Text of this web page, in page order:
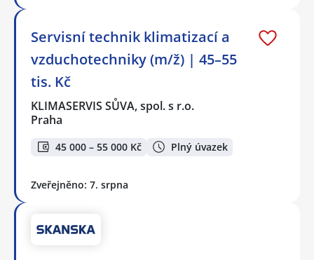
Servisní technik klimatizací a
vzduchotechniky (m/ž) | 45–55
tis. Kč
KLIMASERVIS SŮVA, spol. s r.o.
Praha
45 000 – 55 000 Kč Plný úvazek
Zveřejněno: 7. srpna